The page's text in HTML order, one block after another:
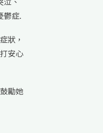
鬱症.
狀，
安心
勵她